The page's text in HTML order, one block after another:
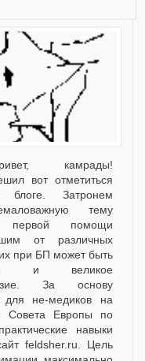
вот отметиться
блоге. Затронем
тему
первой помощи
от различных
при БП может быть
и великое
За основу
для не-медиков на
Совета Европы по
навыки
feldsher.ru. Цель